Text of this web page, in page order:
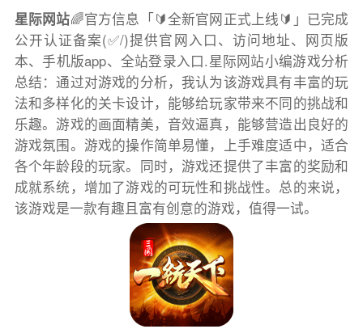
星际网站🌈官方信息「🔰全新官网正式上线🔰」已完成
公开认证备案(✅/)提供官网入口、访问地址、网页版
本、手机版app、全站登录入口.星际网站小编游戏分析
总结：通过对游戏的分析，我认为该游戏具有丰富的玩
法和多样化的关卡设计，能够给玩家带来不同的挑战和
乐趣。游戏的画面精美，音效逼真，能够营造出良好的
游戏氛围。游戏的操作简单易懂，上手难度适中，适合
各个年龄段的玩家。同时，游戏还提供了丰富的奖励和
成就系统，增加了游戏的可玩性和挑战性。总的来说，
该游戏是一款有趣且富有创意的游戏，值得一试。